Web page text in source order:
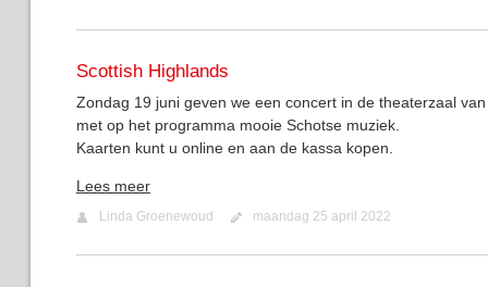
Scottish Highlands
Zondag 19 juni geven we een concert in de theaterzaal
met op het programma mooie Schotse muziek.
Kaarten kunt u online en aan de kassa kopen.
Lees meer
Linda Groenewoud maandag 25 april 2022